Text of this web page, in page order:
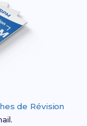
de Révision